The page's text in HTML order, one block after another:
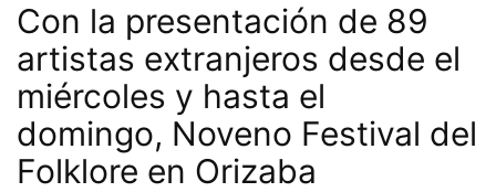
Con la presentación de 89
artistas extranjeros desde el
miércoles y hasta el
domingo, Noveno Festival del
Folklore en Orizaba